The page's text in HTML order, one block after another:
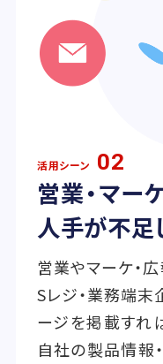
活用シーン 02
営業・マー
人手が不足
営業やマーケ・
Sレジ・業務端末
ージを掲載すれ
自社の製品情報